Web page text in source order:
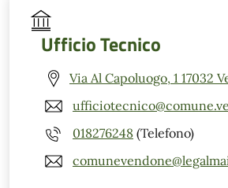
Ufficio Tecnico
Via Al Capoluogo, 1 17032
018276248 (Telefono)